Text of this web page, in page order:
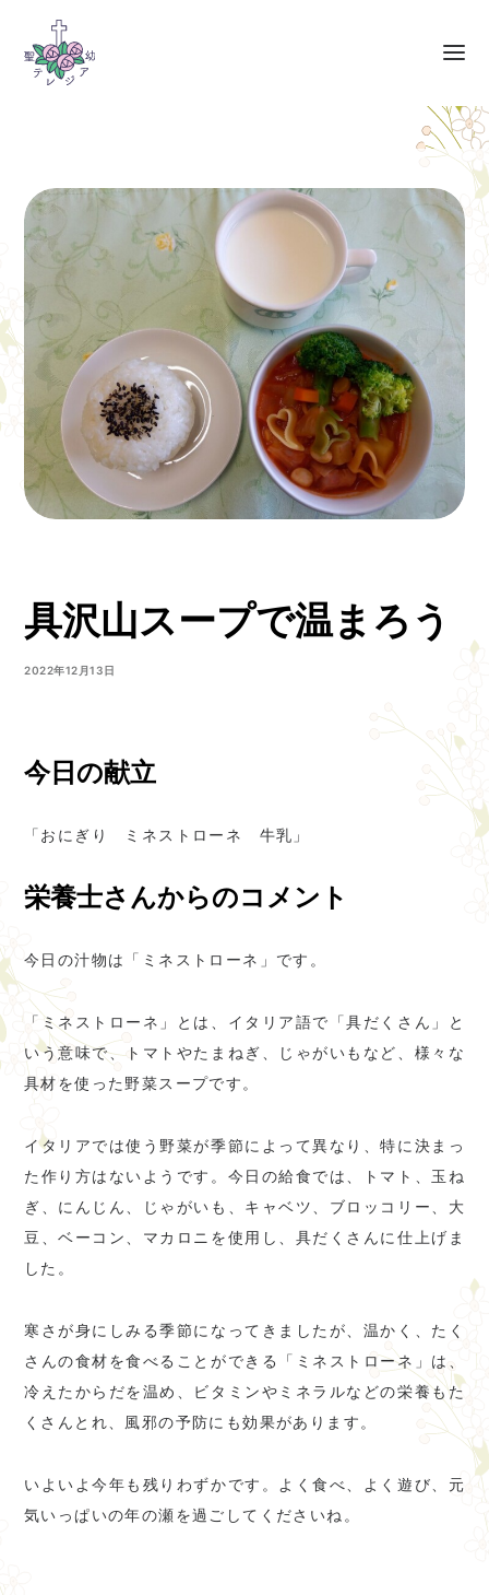
具沢山スープで温まろう
2022年12月13日
今日の献立
「おにぎり ミネストローネ 牛乳」
栄養士さんからのコメント
今日の汁物は「ミネストローネ」です。
「ミネストローネ」とは、イタリア語で「具だくさん」と
いう意味で、トマトやたまねぎ、じゃがいもなど、様々な
具材を使った野菜スープです。
イタリアでは使う野菜が季節によって異なり、特に決まっ
た作り方はないようです。今日の給食では、トマト、玉ね
ぎ、にんじん、じゃがいも、キャベツ、ブロッコリー、大
豆、ベーコン、マカロニを使用し、具だくさんに仕上げま
した。
寒さが身にしみる季節になってきましたが、温かく、たく
さんの食材を食べることができる「ミネストローネ」は、
冷えたからだを温め、ビタミンやミネラルなどの栄養もた
くさんとれ、風邪の予防にも効果があります。
いよいよ今年も残りわずかです。よく食べ、よく遊び、元
気いっぱいの年の瀬を過ごしてくださいね。